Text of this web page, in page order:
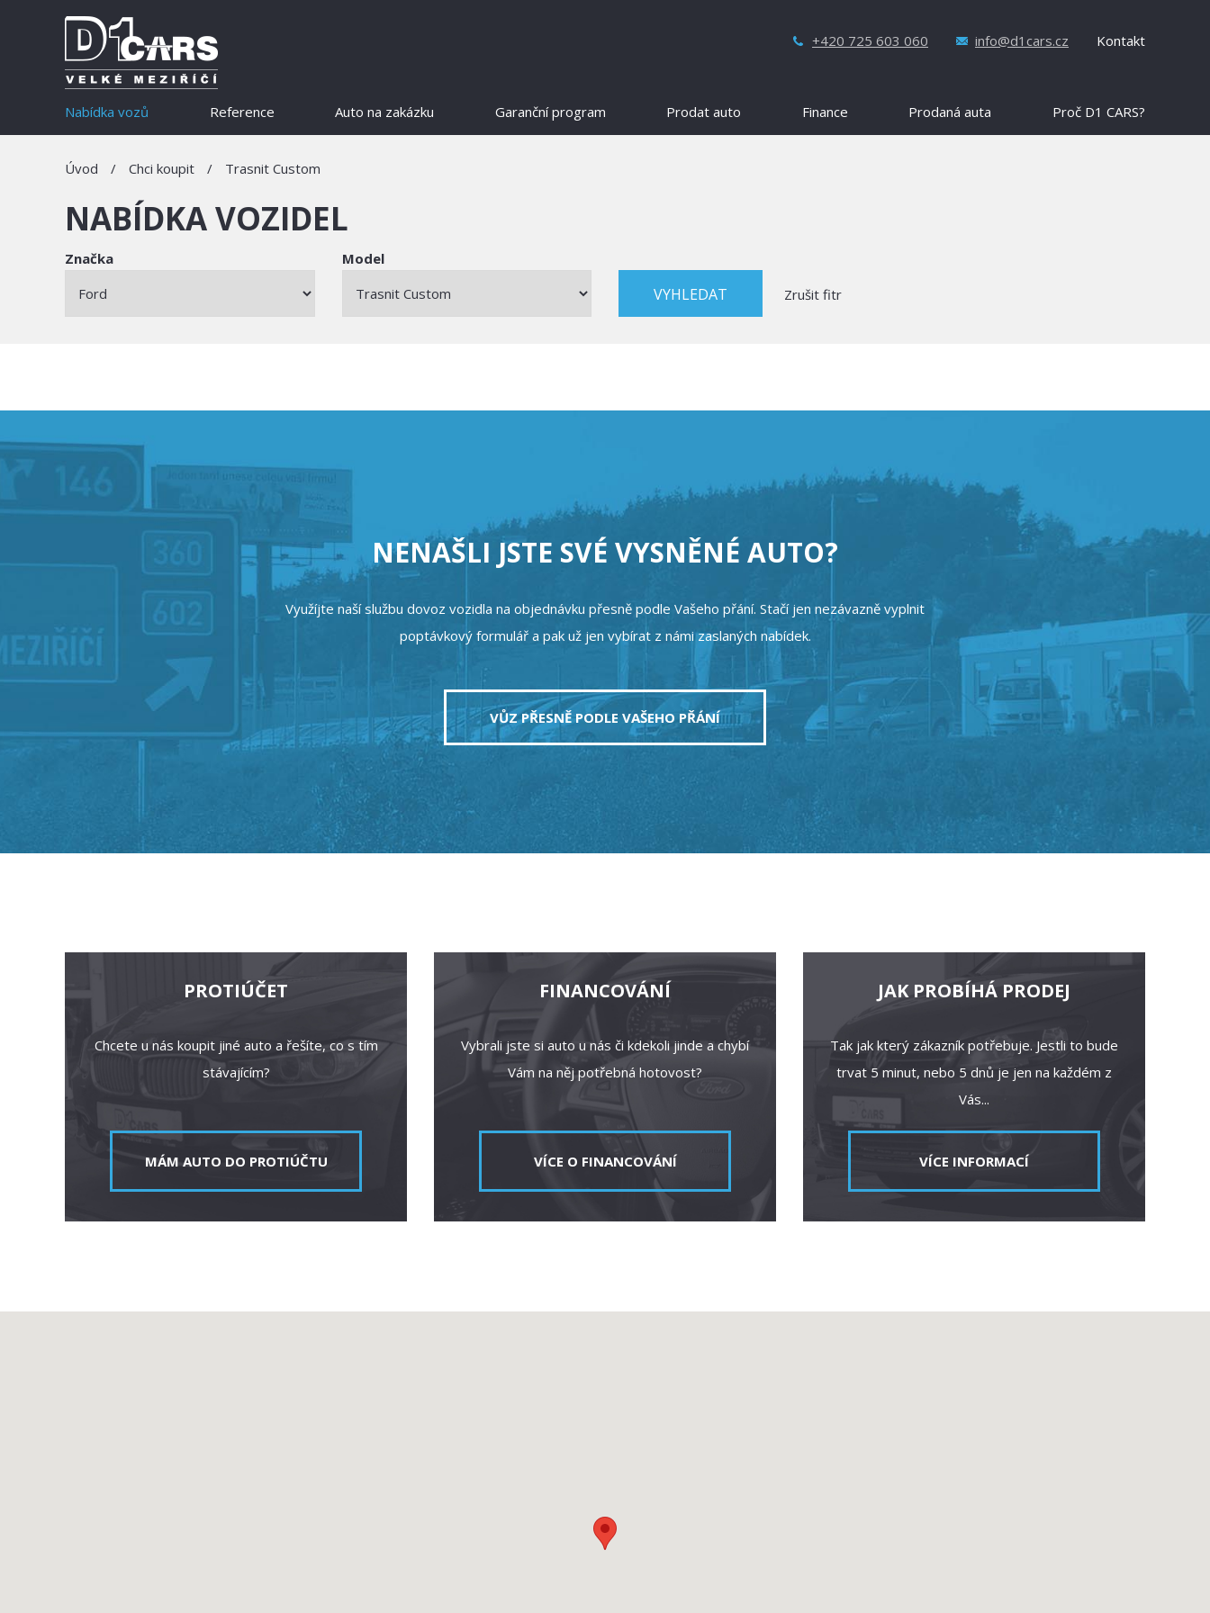
+420 725 603 060 info@d1cars.cz Kontakt
Nabídka vozů Reference Auto na zakázku Garanční program Prodat auto Finance Prodaná auta Proč D1 CARS?
Úvod / Chci koupit / Trasnit Custom
NABÍDKA VOZIDEL
Značka
Model
Zrušit fitr
NENAŠLI JSTE SVÉ VYSNĚNÉ AUTO?
Využíjte naší službu dovoz vozidla na objednávku přesně podle Vašeho přání. Stačí jen nezávazně vyplnit
poptávkový formulář a pak už jen vybírat z námi zaslaných nabídek.
VŮZ PŘESNĚ PODLE VAŠEHO PŘÁNÍ
PROTIÚČET
Chcete u nás koupit jiné auto a řešíte, co s tím
stávajícím?
MÁM AUTO DO PROTIÚČTU
FINANCOVÁNÍ
Vybrali jste si auto u nás či kdekoli jinde a chybí
Vám na něj potřebná hotovost?
VÍCE O FINANCOVÁNÍ
JAK PROBÍHÁ PRODEJ
Tak jak který zákazník potřebuje. Jestli to bude
trvat 5 minut, nebo 5 dnů je jen na každém z
Vás...
VÍCE INFORMACÍ